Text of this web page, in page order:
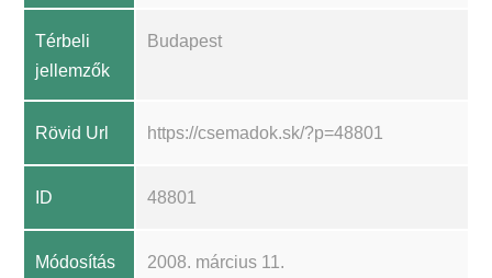
Térbeli
jellemzők
Budapest
Rövid Url https://csemadok.sk/?p=48801
ID 48801
Módosítás
2008. március 11.